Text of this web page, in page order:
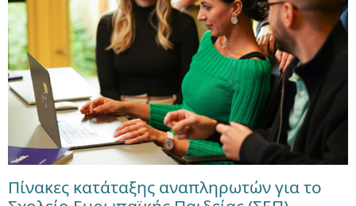
Πίνακες κατάταξης αναπληρωτών για το